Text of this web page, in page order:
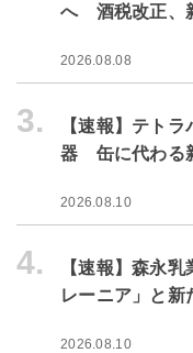
へ 酒税改正、
2026.08.08
3.
【速報】テト
器 缶に代わる
2026.08.10
4.
【速報】森永
レーニア」と新
2026.08.10